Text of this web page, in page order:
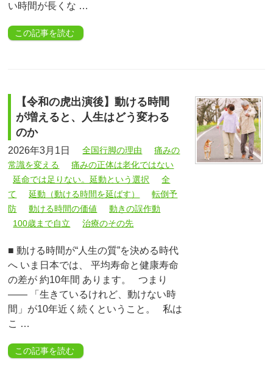
い時間が長くな …
この記事を読む
【令和の虎出演後】動ける時間
が増えると、人生はどう変わる
のか
2026年3月1日 全国行脚の理由
痛みの
常識を変える
痛みの正体は老化ではない
延命では足りない。延動という選択
全
て
延動（動ける時間を延ばす）
転倒予
防
動ける時間の価値
動きの誤作動
100歳まで自立
治療のその先
■ 動ける時間が“人生の質”を決める時代
へ いま日本では、 平均寿命と健康寿命
の差が 約10年間 あります。 つまり
—— 「生きているけれど、動けない時
間」が10年近く続くということ。 私は
こ …
この記事を読む